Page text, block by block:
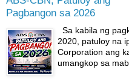
Pagbangon sa 2026
Sa kabila ng
2020, patuloy na
Corporation ang
umangkop sa